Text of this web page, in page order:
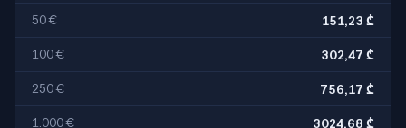
50 € 151,23 ₾
100 € 302,47 ₾
250 € 756,17 ₾
1.000 € 3024,68 ₾